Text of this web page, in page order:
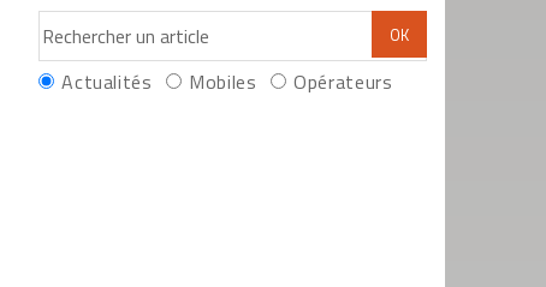
Actualités Mobiles Opérateurs